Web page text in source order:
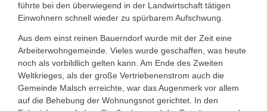
führte bei den überwiegend in der Landwirtschaft tätigen
Einwohnern schnell wieder zu spürbarem Aufschwung.
Aus dem einst reinen Bauerndorf wurde mit der Zeit eine
Arbeiterwohngemeinde. Vieles wurde geschaffen, was heute
noch als vorbildlich gelten kann. Am Ende des Zweiten
Weltkrieges, als der große Vertriebenenstrom auch die
Gemeinde Malsch erreichte, war das Augenmerk vor allem
auf die Behebung der Wohnungsnot gerichtet. In den